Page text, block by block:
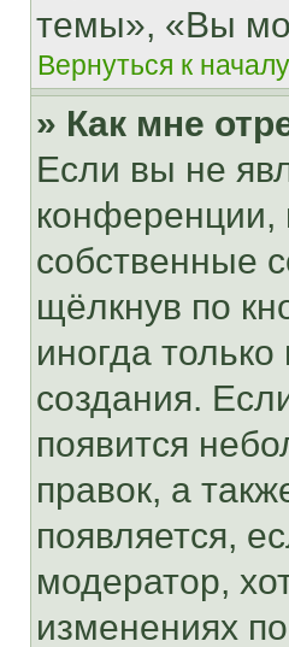
темы», «Вы
Вернуться к началу
» Как мне
Если вы не
конференции,
собственные
щёлкнув по
иногда
создания.
появится
правок, а
появляется,
модератор,
изменениях